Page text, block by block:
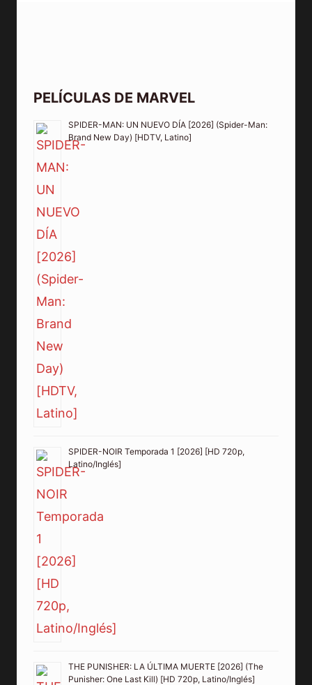
PELÍCULAS DE MARVEL
SPIDER-MAN: UN NUEVO DÍA [2026] (Spider-Man:
Brand New Day) [HDTV, Latino]
SPIDER-NOIR Temporada 1 [2026] [HD 720p,
Latino/Inglés]
THE PUNISHER: LA ÚLTIMA MUERTE [2026] (The
Punisher: One Last Kill) [HD 720p, Latino/Inglés]